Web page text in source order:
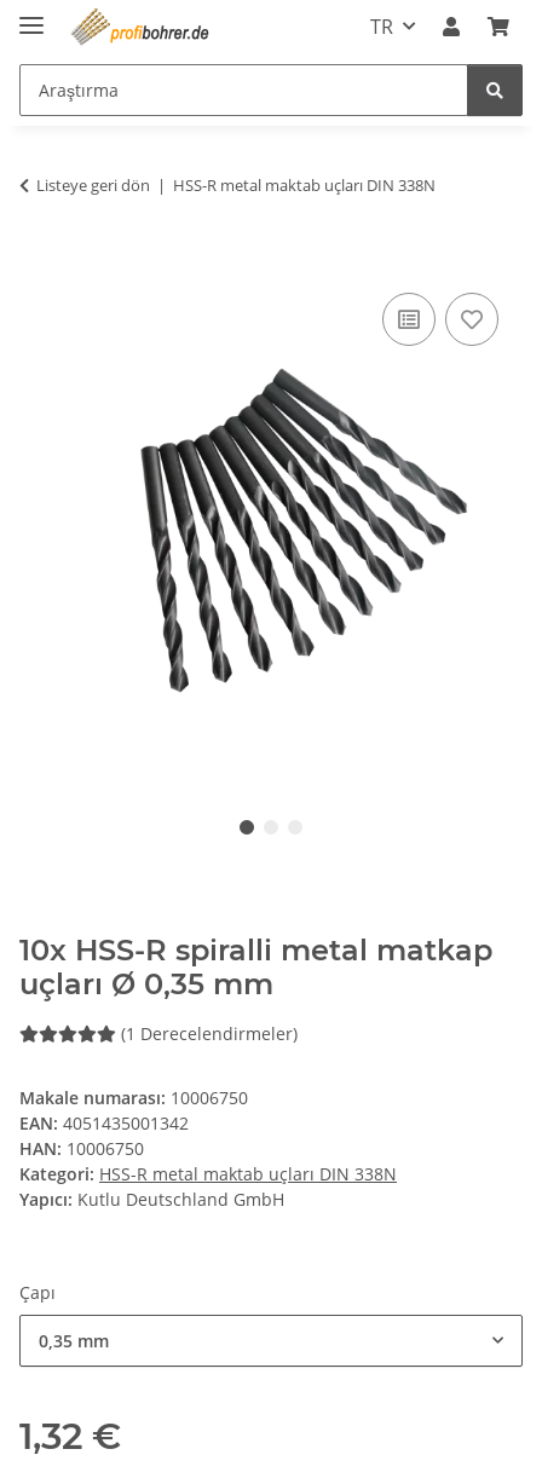
TR
Listeye geri dön HSS-R metal maktab uçları DIN 338N
10x HSS-R spiralli metal matkap
uçları Ø 0,35 mm
(1 Derecelendirmeler)
Makale numarası: 10006750
EAN: 4051435001342
HAN: 10006750
Kategori: HSS-R metal maktab uçları DIN 338N
Yapıcı: Kutlu Deutschland GmbH
Çapı
0,35 mm
1,32 €